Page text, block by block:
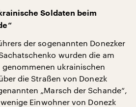
Soldaten beim
der sogenannten Donezker
wurden die am
ukrainischen
die Straßen von Donezk
„Marsch der Schande“,
Einwohner von Donezk